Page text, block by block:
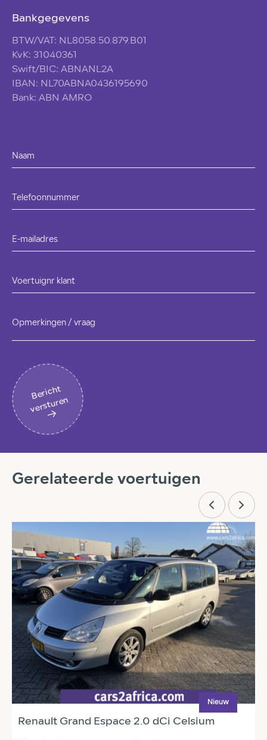
Bankgegevens
BTW/VAT: NL8058.50.879.B01
KvK: 31040361
Swift/BIC: ABNANL2A
IBAN: NL70ABNA0436195690
Bank: ABN AMRO
Naam
Telefoonnummer
E-mailadres
Voertuignr klant
Opmerkingen / vraag
B
eri
c
ht
v
erst
ur
en
Gerelateerde voertuigen
Nieuw
Renault Grand Espace 2.0 dCi Celsium